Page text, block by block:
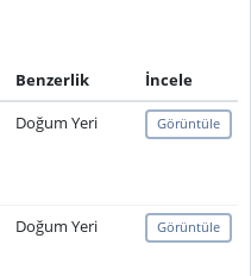
Benzerlik
İncele
Doğum Yeri Görüntüle
Doğum Yeri Görüntüle